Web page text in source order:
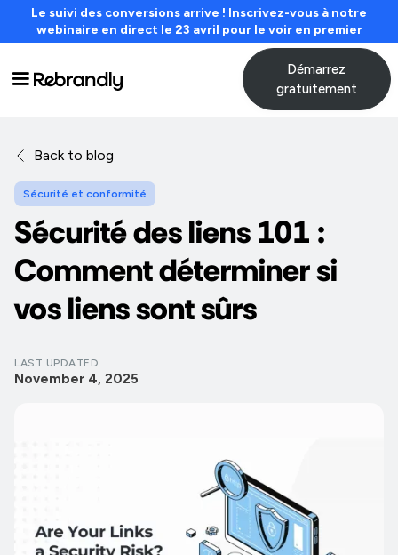
Le suivi des conversions arrive ! Inscrivez-vous à notre
webinaire en direct le 23 avril pour le voir en premier
Démarrez
gratuitement
Back to blog
Sécurité et conformité
Sécurité des liens 101 :
Comment déterminer si
vos liens sont sûrs
LAST UPDATED
November 4, 2025